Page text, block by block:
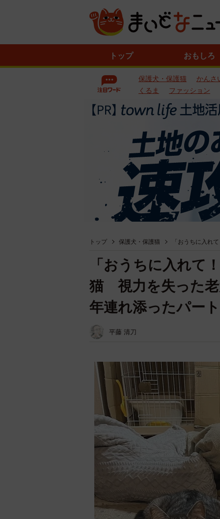
トップ おもしろ
保護犬・保護猫
かんさ
くるま
ファッション
トップ 保護犬・保護猫 「おうちに入れ
「おうちに入れて
猫 視力を失った
年連れ添ったパー
平藤 清刀